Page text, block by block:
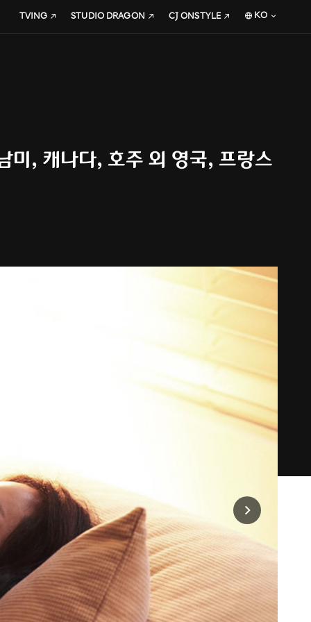
TVING STUDIO DRAGON CJ ONSTYLE KO
미, 캐나다, 호주 외 영국, 프랑스